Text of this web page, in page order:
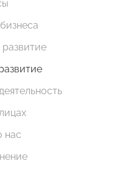
развитие
нас